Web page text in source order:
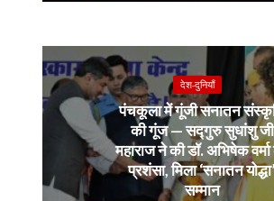
देश-दुनियाँ
पंचकूला में गूंजी सनातन
की गूंज — सद्गुरु सुधांशु जी
महाराज ने की डॉ. अभिषेक
प्रशंसा, मिला ‘सनातन
सम्मान